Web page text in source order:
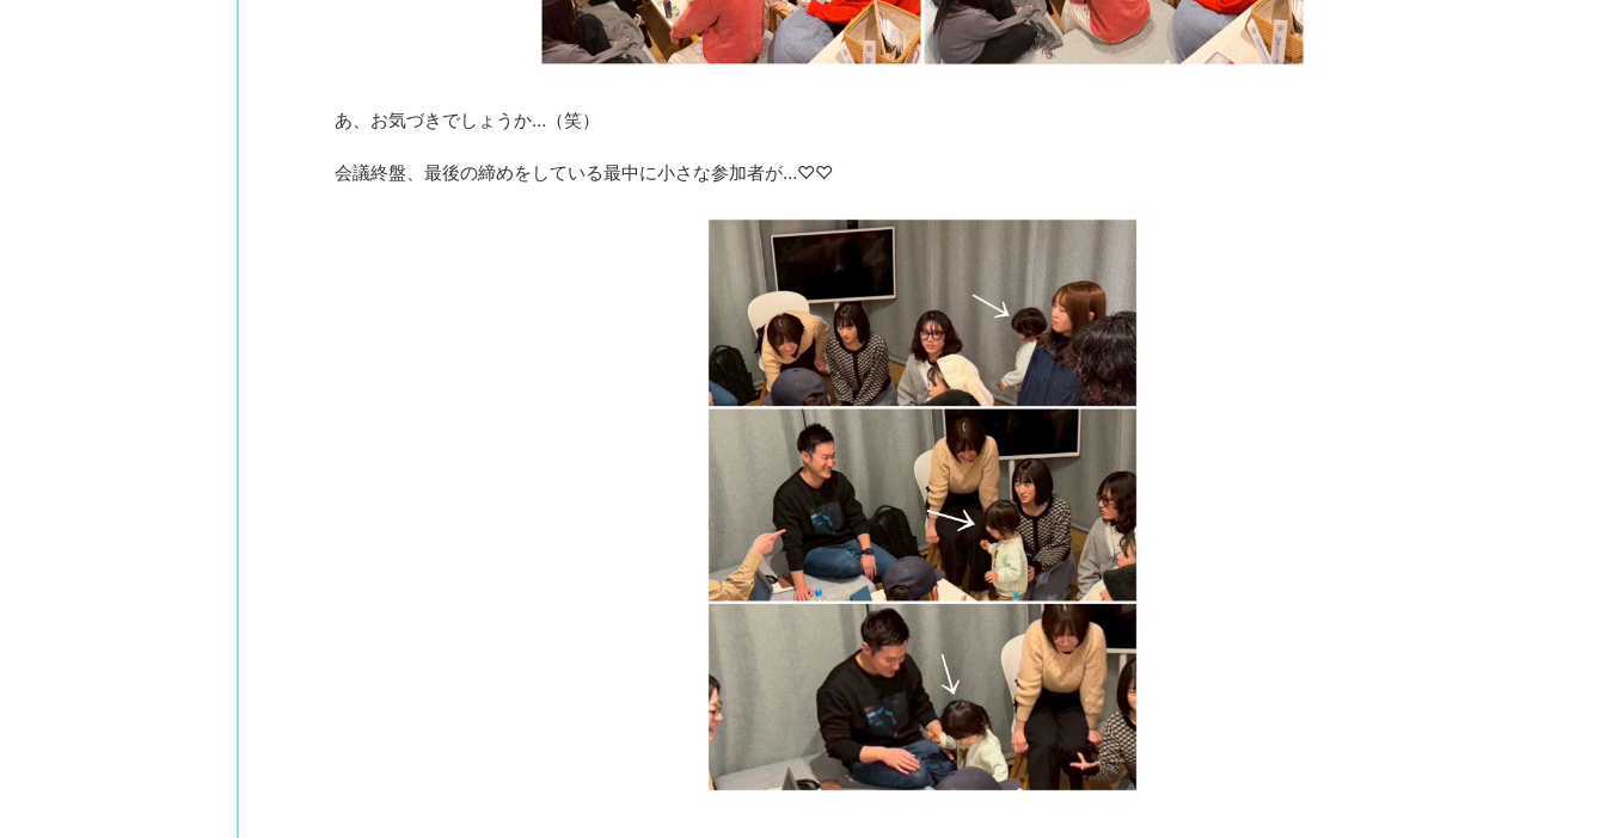
あ、お気づきでしょうか…（笑）
会議終盤、最後の締めをしている最中に小さな参加者が…♡♡